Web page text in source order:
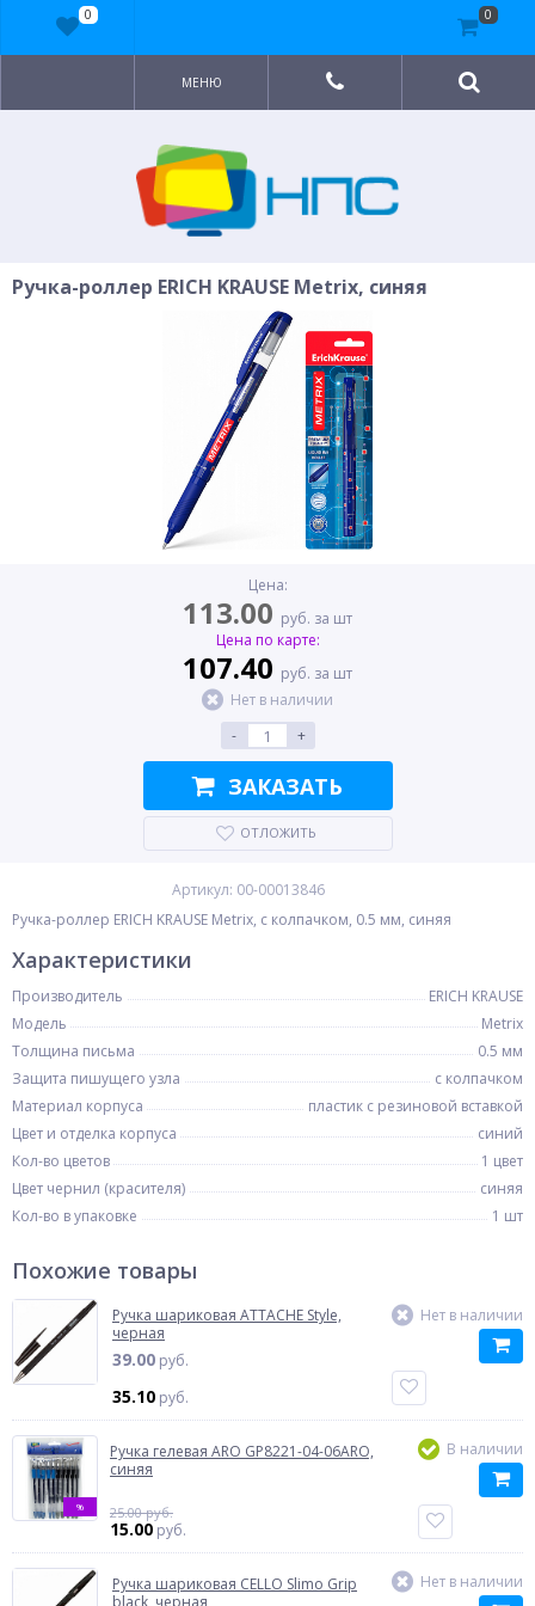
МЕНЮ
Ручка-роллер ERICH KRAUSE Metrix, синяя
Цена:
113.00 руб. за шт
Цена по карте:
107.40 руб. за шт
Нет в наличии
-
+
ЗАКАЗАТЬ
ОТЛОЖИТЬ
Артикул: 00-00013846
Ручка-роллер ERICH KRAUSE Metrix, с колпачком, 0.5 мм, синяя
Характеристики
Производитель
ERICH KRAUSE
Модель
Metrix
Толщина письма
0.5 мм
Защита пишущего узла
с колпачком
Материал корпуса
пластик с резиновой вставкой
Цвет и отделка корпуса
синий
Кол-во цветов
1 цвет
Цвет чернил (красителя)
синяя
Кол-во в упаковке
1 шт
Похожие товары
Ручка шариковая ATTACHE Style,
черная
39.00 руб.
35.10 руб.
Нет в наличии
%
Ручка гелевая ARO GP8221-04-06ARO,
синяя
25.00 руб.
15.00 руб.
В наличии
Ручка шариковая CELLO Slimo Grip
black, черная
Нет в наличии
0 0